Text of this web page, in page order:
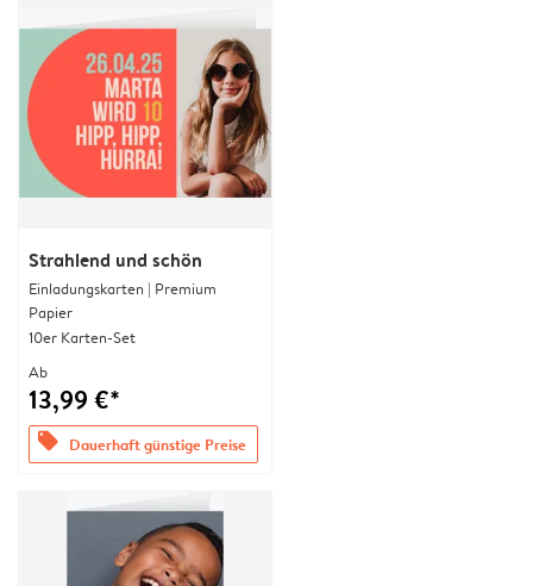
Strahlend und schön
Einladungskarten | Premium
Papier
10er Karten-Set
Ab
13,99 €*
offers Dauerhaft günstige Preise